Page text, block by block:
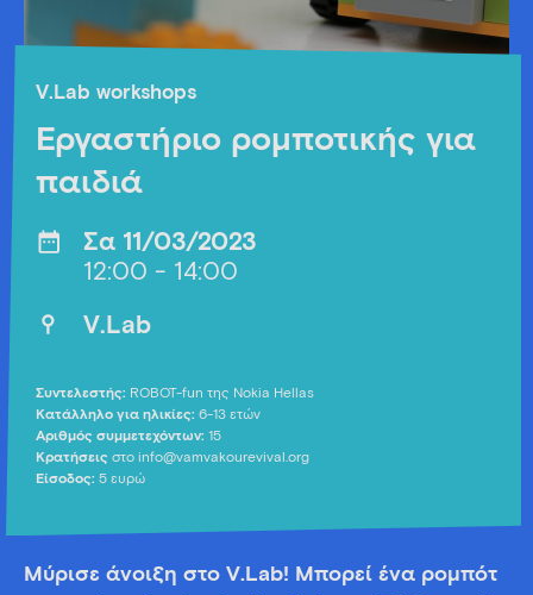
V.Lab workshops
Εργαστήριο ρομποτικής για
παιδιά
Σα 11/03/2023
12:00 - 14:00
V.Lab
Συντελεστής: ROBOT-fun της Nokia Hellas
Κατάλληλο για ηλικίες: 6-13 ετών
Αριθμός συμμετεχόντων: 15
Κρατήσεις στο info@vamvakourevival.org
Είσοδος: 5 ευρώ
Μύρισε άνοιξη στο V.Lab! Μπορεί ένα ρομπότ